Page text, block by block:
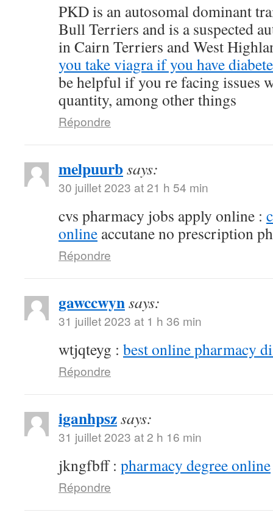
PKD is an autosomal dominant
Bull Terriers and is a suspected
in Cairn Terriers and West
you take viagra if you have
be helpful if you re facing issues
quantity, among other things
Répondre
melpuurbsays:
30 juillet 2023 at 21 h 54 min
cvs pharmacy jobs apply online :
online accutane no prescription
Répondre
gawccwynsays:
31 juillet 2023 at 1 h 36 min
wtjqteyg : best online pharmacy
Répondre
iganhpszsays:
31 juillet 2023 at 2 h 16 min
jkngfbff : pharmacy degree online
Répondre